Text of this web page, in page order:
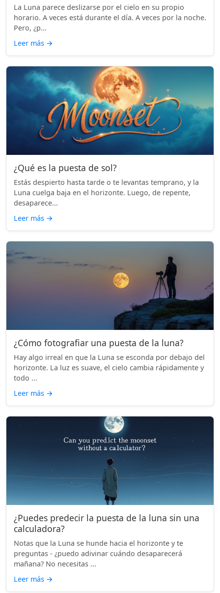
La Luna parece deslizarse por el cielo en su propio
horario. A veces está durante el día. A veces por la noche.
Pero, ¿p...
Leer más →
¿Qué es la puesta de sol?
Estás despierto hasta tarde o te levantas temprano, y la
Luna cuelga baja en el horizonte. Luego, de repente,
desaparece...
Leer más →
¿Cómo fotografiar una puesta de la luna?
Hay algo irreal en que la Luna se esconda por debajo del
horizonte. La luz es suave, el cielo cambia rápidamente y
todo ...
Leer más →
¿Puedes predecir la puesta de la luna sin una
calculadora?
Notas que la Luna se hunde hacia el horizonte y te
preguntas - ¿puedo adivinar cuándo desaparecerá
mañana? No necesitas ...
Leer más →